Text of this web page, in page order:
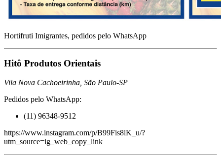
Hortifruti Imigrantes, pedidos pelo WhatsApp
Hitô Produtos Orientais
Vila Nova Cachoeirinha, São Paulo-SP
Pedidos pelo WhatsApp:
(11) 96348-9512
https://www.instagram.com/p/B99Fis8lK_u/?
utm_source=ig_web_copy_link